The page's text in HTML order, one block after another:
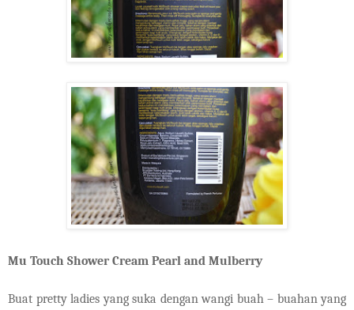
Mu Touch Shower Cream Pearl and Mulberry
Buat pretty ladies yang suka dengan wangi buah – buahan yang